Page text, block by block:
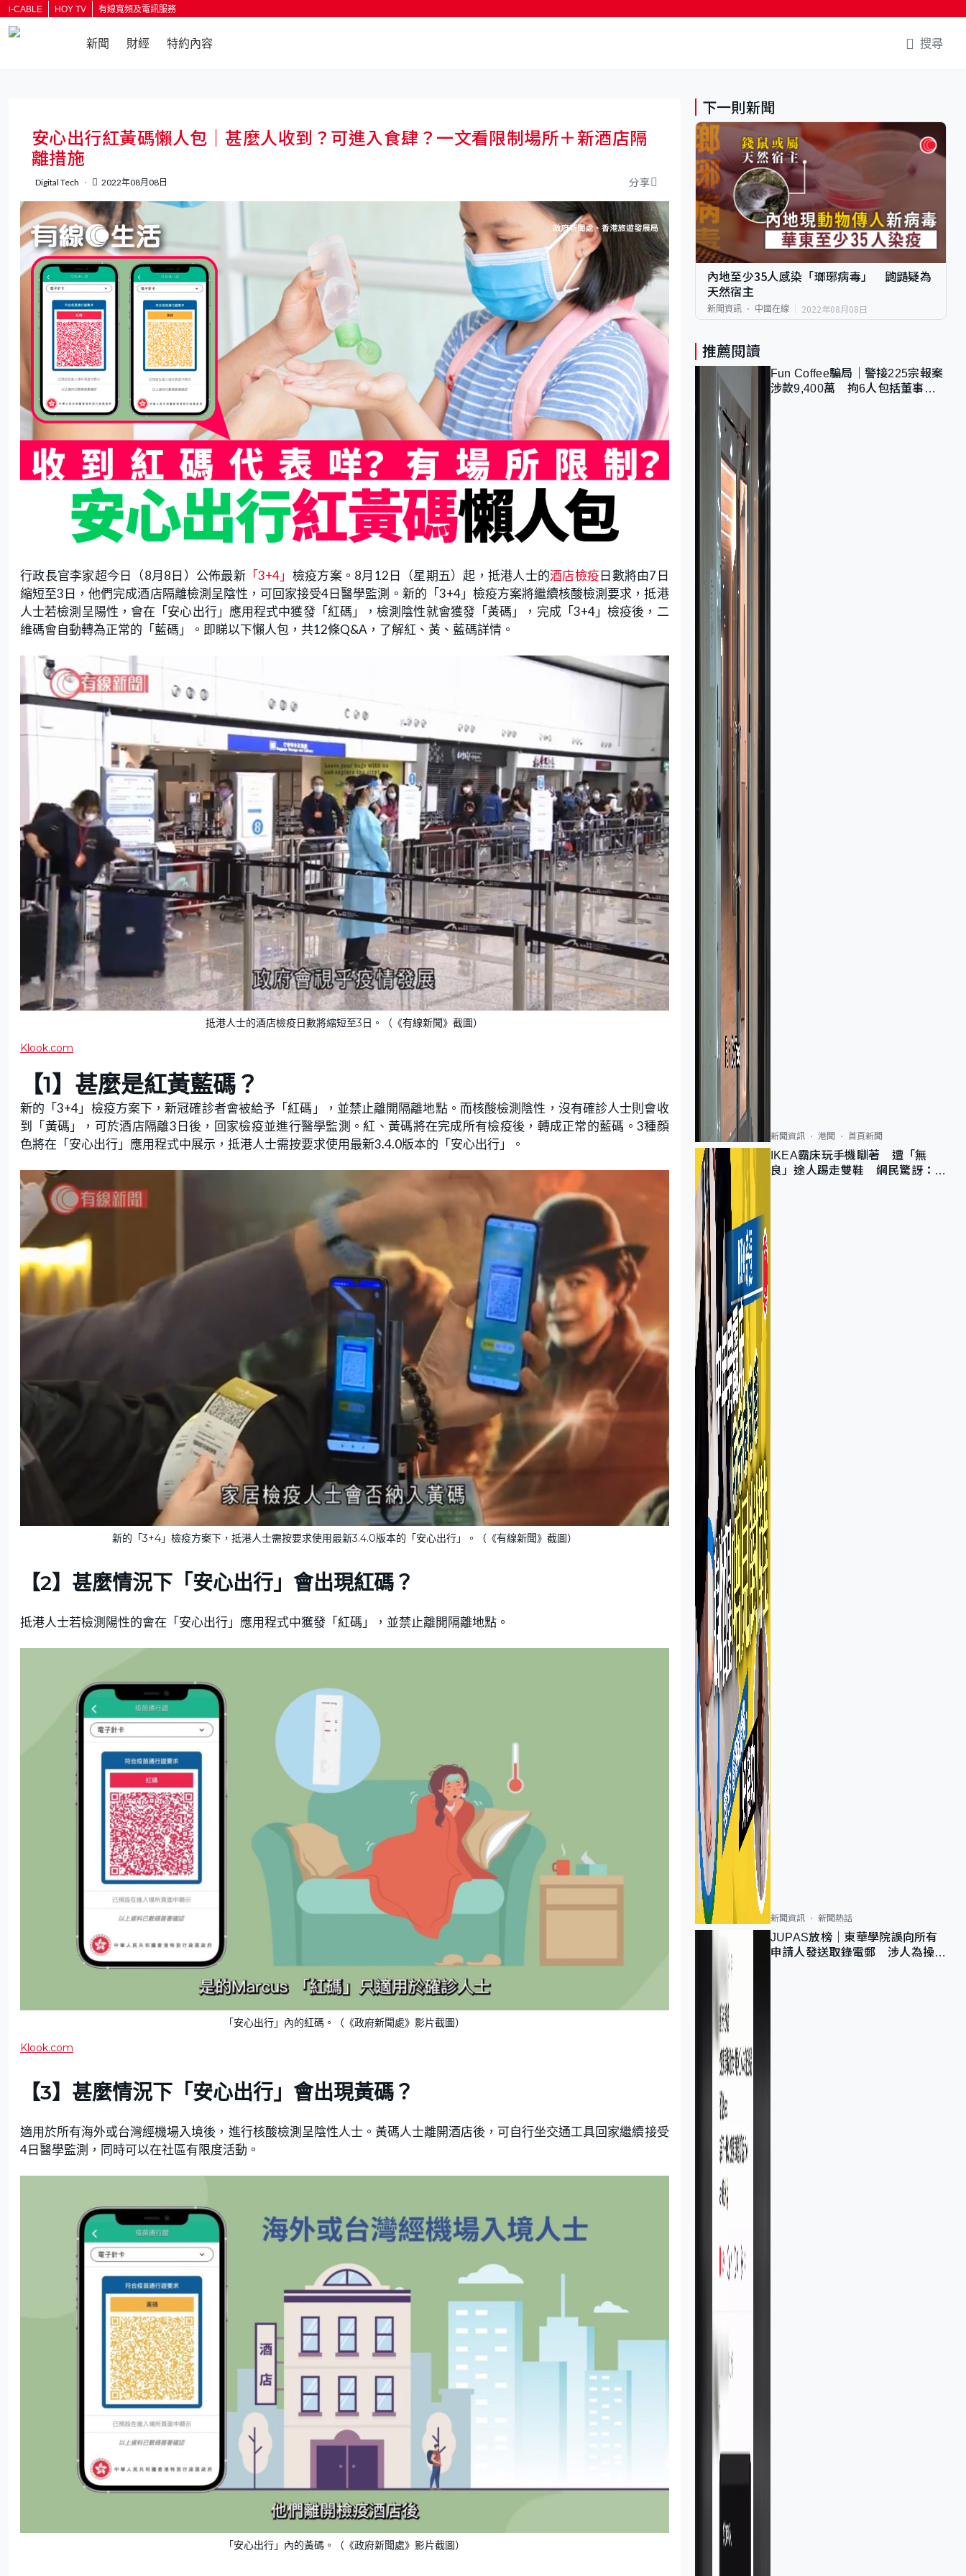
i-CABLE HOY TV 有線寬頻及電訊服務
新聞 財經 特約內容 搜尋
安心出行紅黃碼懶人包｜甚麼人收到？可進入食肆？一文看限制場所＋新酒店隔
離措施
Digital Tech 2022年08月08日 分享
行政長官李家超今日（8月8日）公佈最新「3+4」 檢疫方案。8月12日（星期五）起，抵港人士的酒店檢疫日數將由7日
縮短至3日，他們完成酒店隔離檢測呈陰性，可回家接受4日醫學監測。新的「3+4」檢疫方案將繼續核酸檢測要求，抵港
人士若檢測呈陽性，會在「安心出行」應用程式中獲發「紅碼」，檢測陰性就會獲發「黃碼」，完成「3+4」檢疫後，二
維碼會自動轉為正常的「藍碼」。即睇以下懶人包，共12條Q&A，了解紅、黃、藍碼詳情。
抵港人士的酒店檢疫日數將縮短至3日。（《有線新聞》截圖）
Klook.com
【1】 甚麼是紅黃藍碼？
新的「3+4」檢疫方案下，新冠確診者會被給予「紅碼」，並禁止離開隔離地點。而核酸檢測陰性，沒有確診人士則會收
到「黃碼」，可於酒店隔離3日後，回家檢疫並進行醫學監測。紅、黃碼將在完成所有檢疫後，轉成正常的藍碼。3種顔
色將在「安心出行」應用程式中展示，抵港人士需按要求使用最新3.4.0版本的「安心出行」。
新的「3+4」檢疫方案下，抵港人士需按要求使用最新3.4.0版本的「安心出行」。（《有線新聞》截圖）
【2】甚麼情況下「安心出行」會出現紅碼 ？
抵港人士若檢測陽性的會在「安心出行」應用程式中獲發「紅碼」，並禁止離開隔離地點。
「安心出行」內的紅碼。（《政府新聞處》影片截圖）
Klook.com
【3】甚麼情況下「安心出行」會出現黃碼？
適用於所有海外或台灣經機場入境後，進行核酸檢測呈陰性人士。黃碼人士離開酒店後，可自行坐交通工具回家繼續接受
4日醫學監測，同時可以在社區有限度活動。
「安心出行」內的黃碼。（《政府新聞處》影片截圖）
下一則新聞
內地至少35人感染「瑯琊病毒」 鼩鼱疑為
天然宿主
新聞資訊 中國在線 2022年08月08日
推薦閱讀
Fun Coffee騙局｜警接225宗報案
涉款9,400萬 拘6人包括董事股
新聞資訊 港聞 首頁新聞
IKEA霸床玩手機瞓著 遭「無
良」途人踢走雙鞋 網民驚訝：冇
新聞資訊 新聞熱話
JUPAS放榜｜東華學院誤向所有
申請人發送取錄電郵 涉人為操作